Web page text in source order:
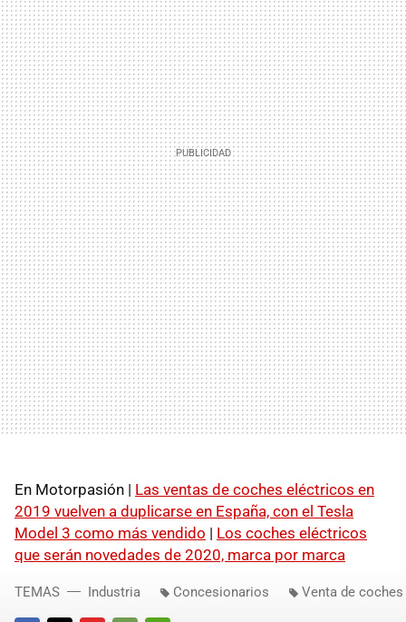
En Motorpasión | Las ventas de coches eléctricos en
2019 vuelven a duplicarse en España, con el Tesla
Model 3 como más vendido | Los coches eléctricos
que serán novedades de 2020, marca por marca
TEMAS Industria Concesionarios Venta de coches